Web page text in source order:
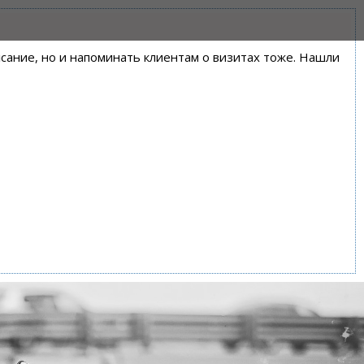
но и напоминать клиентам о визитах тоже. Нашли